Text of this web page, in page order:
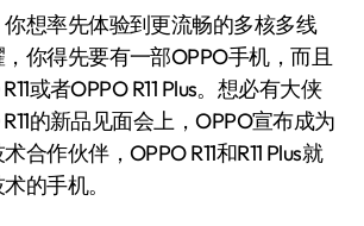
率先体验到更流畅的多核多线
你得先要有一部OPPO手机，而且
或者OPPO R11 Plus。想必有大侠
的新品见面会上，OPPO宣布成为
合作伙伴，OPPO R11和R11 Plus就
的手机。